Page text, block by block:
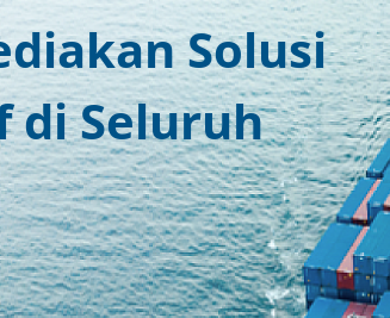
Solusi
di Seluruh